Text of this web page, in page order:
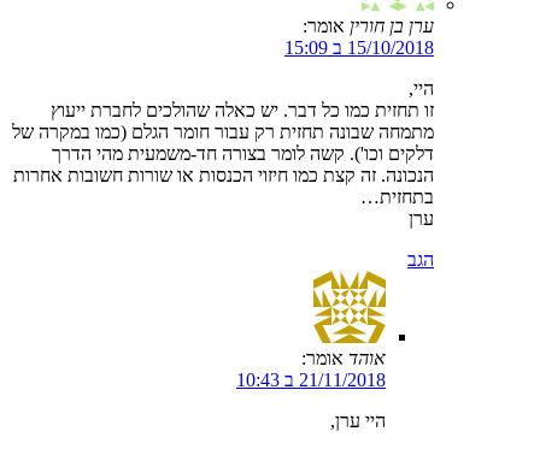
ערן בן חורין אומר:
15/10/2018 ב 15:09
היי,
זו תחזית כמו כל דבר. יש כאלה שהולכים לחברת ייעוץ
מתמחה שבונה תחזית רק עבור חומר הגלם (כמו במקרה של
דלקים וכו'). קשה לומר בצורה חד-משמעית מהי הדרך
הנכונה. זה קצת כמו חיזוי הכנסות או שורות חשובות אחרות
בתחזית…
ערן
הגב
אוהד אומר:
21/11/2018 ב 10:43
היי ערן,